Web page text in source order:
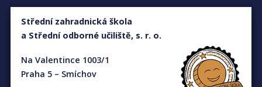
Střední zahradnická škola
a Střední odborné učiliště, s. r. o.
Na Valentince 1003/1
Praha 5 – Smíchov